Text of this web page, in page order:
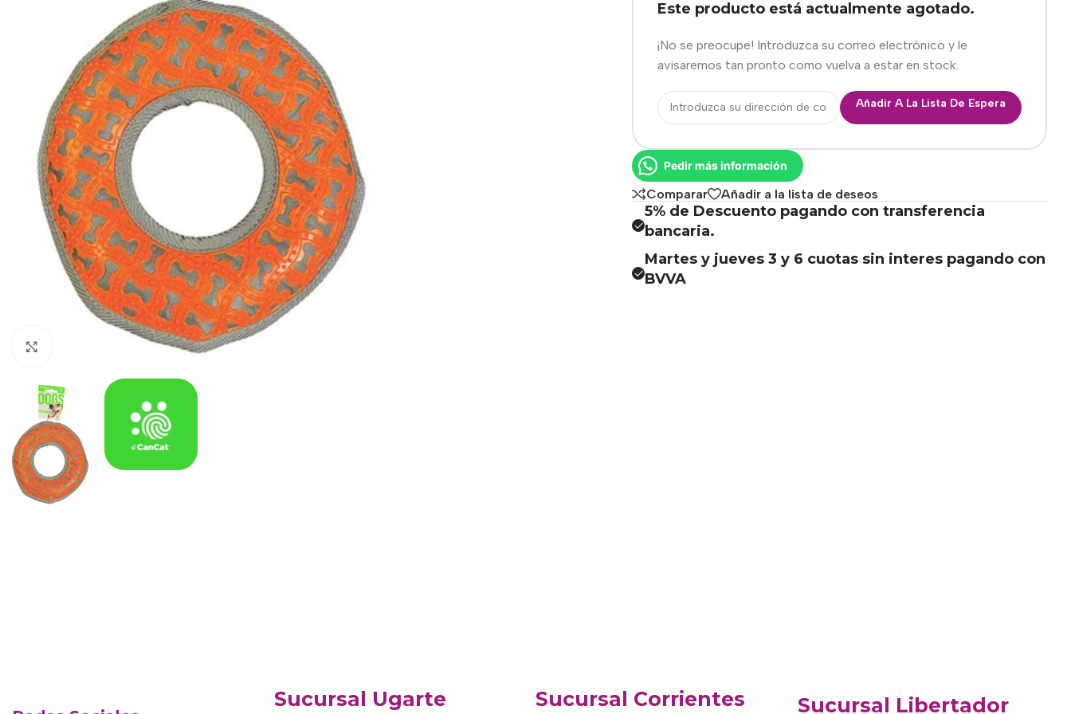
Haga clic para ampliar
Este producto está actualmente agotado.
¡No se preocupe! Introduzca su correo electrónico y le
avisaremos tan pronto como vuelva a estar en stock.
Añadir A La Lista De Espera
Pedir más información
Comparar Añadir a la lista de deseos
5% de Descuento pagando con transferencia
bancaria.
Martes y jueves 3 y 6 cuotas sin interes pagando con
BVVA
Sucursal Ugarte Sucursal Corrientes Sucursal Libertador